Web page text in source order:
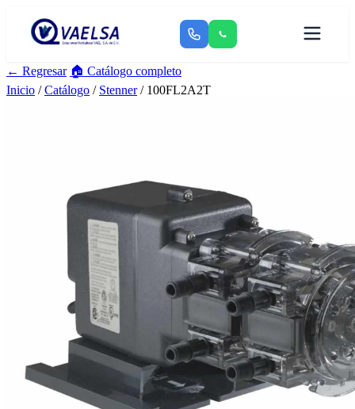
← Regresar 🏠 Catálogo completo
Inicio /Catálogo / Stenner/ 100FL2A2T